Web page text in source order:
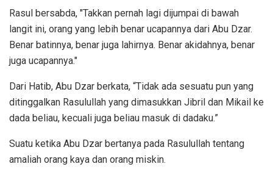
Rasul bersabda, "Takkan pernah lagi dijumpai di bawah
langit ini, orang yang lebih benar ucapannya dari Abu Dzar.
Benar batinnya, benar juga lahirnya. Benar akidahnya, benar
juga ucapannya."
Dari Hatib, Abu Dzar berkata, “Tidak ada sesuatu pun yang
ditinggalkan Rasulullah yang dimasukkan Jibril dan Mikail ke
dada beliau, kecuali juga beliau masuk di dadaku.”
Suatu ketika Abu Dzar bertanya pada Rasulullah tentang
amaliah orang kaya dan orang miskin.